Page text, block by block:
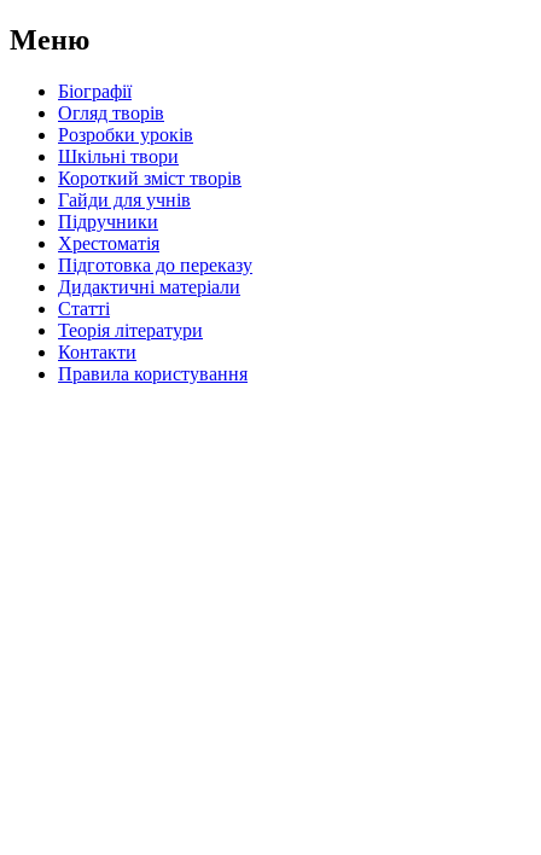
Меню
Біографії
Огляд творів
Розробки уроків
Шкільні твори
Короткий зміст творів
Гайди для учнів
Підручники
Хрестоматія
Підготовка до переказу
Дидактичні матеріали
Статті
Теорія літератури
Контакти
Правила користування